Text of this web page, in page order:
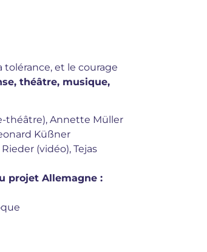
tolérance, et le courage
théâtre, musique,
théâtre), Annette Müller
Küßner
(vidéo), Tejas
projet Allemagne :